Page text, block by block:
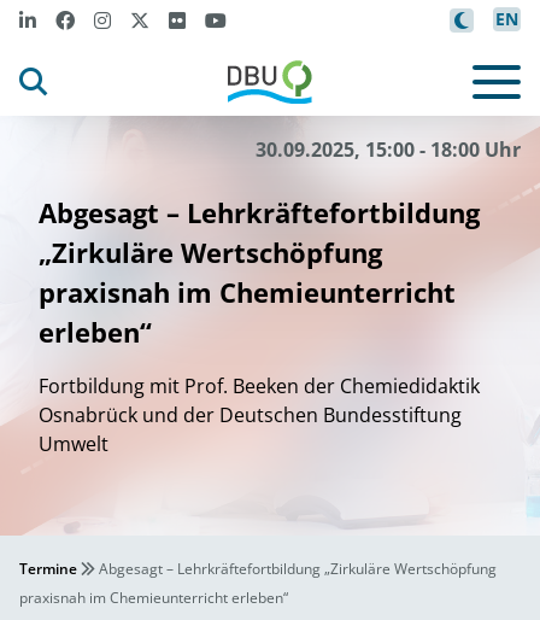
EN
30.09.2025, 15:00 - 18:00 Uhr
Abgesagt – Lehrkräftefortbildung
„Zirkuläre Wertschöpfung
praxisnah im Chemieunterricht
erleben“
Fortbildung mit Prof. Beeken der Chemiedidaktik
Osnabrück und der Deutschen Bundesstiftung
Umwelt
Termine
Abgesagt – Lehrkräftefortbildung „Zirkuläre Wertschöpfung
praxisnah im Chemieunterricht erleben“